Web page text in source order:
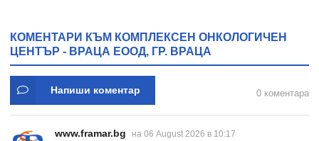
КОМЕНТАРИ КЪМ КОМПЛЕКСЕН ОНКОЛОГИЧЕН
ЦЕНТЪР - ВРАЦА ЕООД, ГР. ВРАЦА
Напиши коментар 0 коментара
www.framar.bg на 06 August 2026 в 10:17